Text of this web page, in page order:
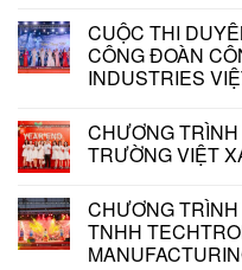
CUỘC THI
CÔNG ĐOÀN
INDUSTRIES
CHƯƠNG TRÌNH
TRƯỜNG VIỆT
CHƯƠNG
TNHH